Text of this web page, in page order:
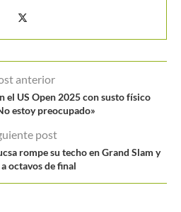
anterior
el US Open 2025 con susto físico
estoy preocupado»
post
rompe su techo en Grand Slam y
octavos de final